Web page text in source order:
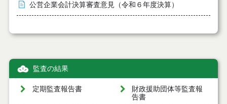
公営企業会計決算審査意見（令和６年度決算）
監査の結果
定期監査報告書
財政援助団体等監査報
告書